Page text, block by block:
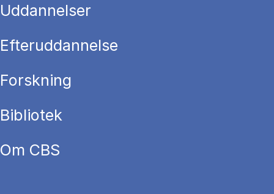
Uddannelser
Efteruddannelse
Forskning
Bibliotek
Om CBS